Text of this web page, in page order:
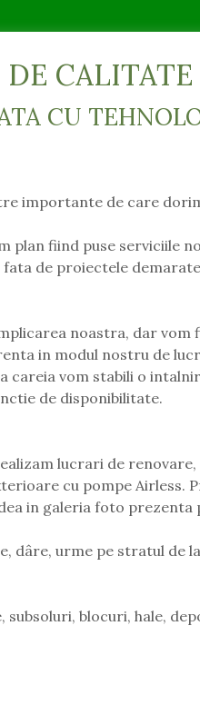
CALITATE
CU
importante de care
plan fiind puse serviciile
de proiectele
noastra, dar vom
in modul nostru de
careia vom stabili o
de disponibilitate.
lucrari de
cu pompe Airless.
in galeria foto prezenta
dâre, urme pe stratul de
subsoluri, blocuri, hale,